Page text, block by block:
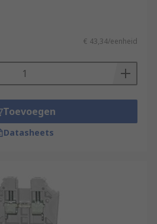
€ 43,34/eenheid
Toevoegen
Datasheets